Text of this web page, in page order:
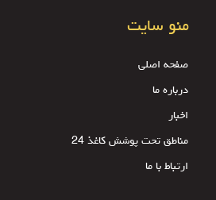
منو سایت
صفحه اصلی
درباره ما
اخبار
مناطق تحت پوشش کاغذ 24
ارتباط با ما